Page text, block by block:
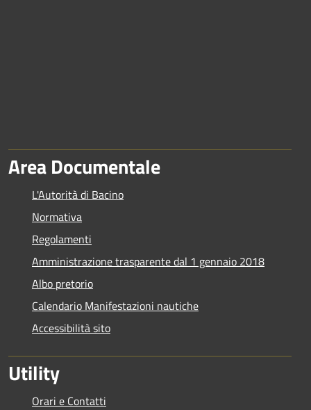
Area Documentale
L'Autorità di Bacino
Normativa
Regolamenti
Amministrazione trasparente dal 1 gennaio 2018
Albo pretorio
Calendario Manifestazioni nautiche
Accessibilità sito
Utility
Orari e Contatti